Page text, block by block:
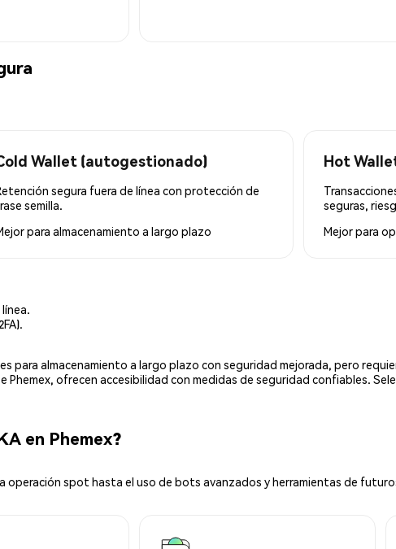
Wallet (autogestionado)
segura fuera de línea con protección de
semilla.
para almacenamiento a largo plazo
Hot
seguras,
Mejor para
para almacenamiento a largo plazo con seguridad mejorada, pero
ofrecen accesibilidad con medidas de seguridad confiables.
en Phemex?
operación spot hasta el uso de bots avanzados y herramientas de